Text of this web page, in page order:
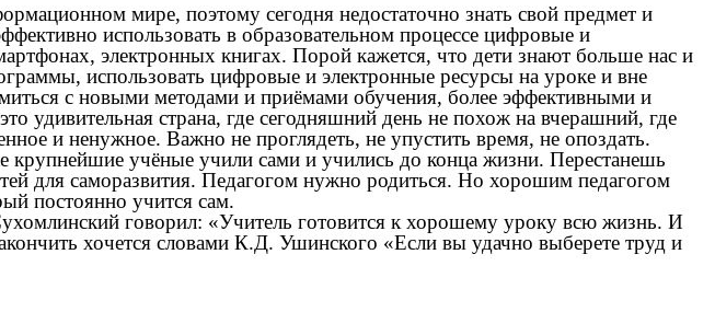
мире, поэтому сегодня недостаточно знать свой предмет и
использовать в образовательном процессе цифровые и
электронных книгах. Порой кажется, что дети знают больше нас и
использовать цифровые и электронные ресурсы на уроке и вне
с новыми методами и приёмами обучения, более эффективными и
удивительная страна, где сегодняшний день не похож на вчерашний, где
и ненужное. Важно не проглядеть, не упустить время, не опоздать.
крупнейшие учёные учили сами и учились до конца жизни. Перестанешь
для саморазвития. Педагогом нужно родиться. Но хорошим педагогом
постоянно учится сам.
говорил: «Учитель готовится к хорошему уроку всю жизнь. И
хочется словами К.Д. Ушинского «Если вы удачно выберете труд и